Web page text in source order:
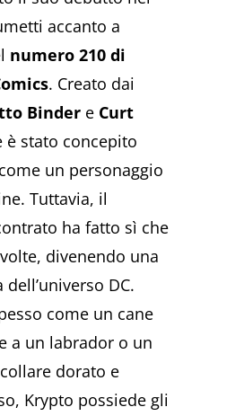
accanto a
numero 210 di
. Creato dai
Binder e Curt
è stato concepito
un personaggio
Tuttavia, il
ha fatto sì che
divenendo una
DC.
come un cane
a un labrador o un
dorato e
Krypto possiede gli